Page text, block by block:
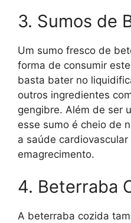
3. Sumos de
Um sumo fresco de
forma de consumir
basta bater no
outros ingredientes
gengibre. Além de ser
esse sumo é cheio de
a saúde
emagrecimento.
4. Beterraba
A beterraba cozida